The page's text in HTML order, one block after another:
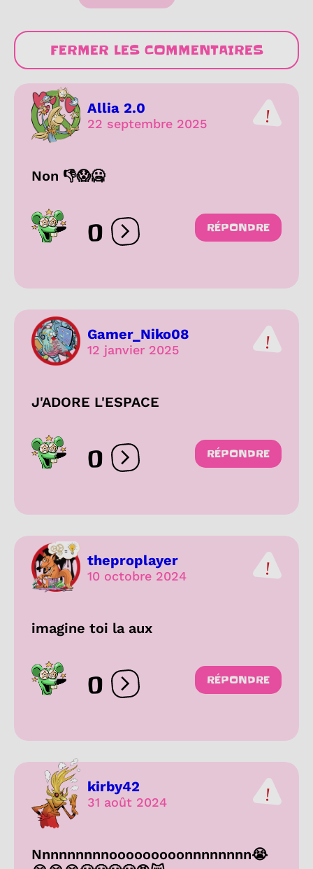
FERMER LES COMMENTAIRES
Allia 2.0
22 septembre 2025
Non 👎😱🥶
0 Ouvrir les réactions
RÉPONDRE
Gamer_Niko08
12 janvier 2025
J'ADORE L'ESPACE
0 Ouvrir les réactions
RÉPONDRE
theproplayer
10 octobre 2024
imagine toi la aux
0 Ouvrir les réactions
RÉPONDRE
kirby42
31 août 2024
Nnnnnnnnnooooooooonnnnnnnn😭